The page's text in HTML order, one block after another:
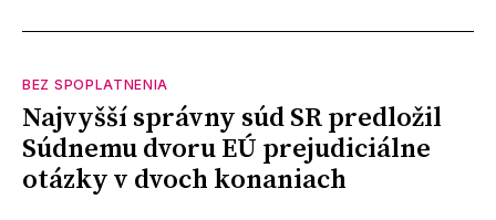
BEZ SPOPLATNENIA
Najvyšší správny súd SR predložil
Súdnemu dvoru EÚ prejudiciálne
otázky v dvoch konaniach